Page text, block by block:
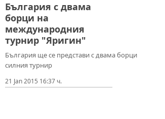
България с двама
борци на
международния
турнир "Яригин"
България ще се представи с двама борци
силния турнир
21 Jan 2015 16:37 ч.